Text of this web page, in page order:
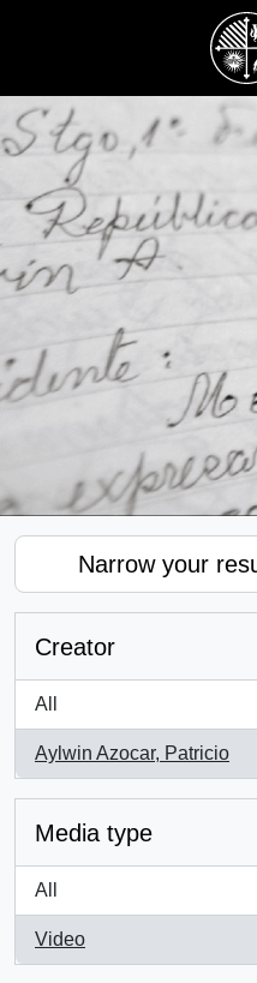
Narrow your
Creator
All
Aylwin Azocar, Patricio
, 1 results
Media type
All
Video
, 1 results